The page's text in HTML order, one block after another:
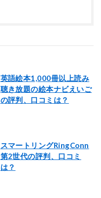
英語絵本1,000冊以上読み
聴き放題の絵本ナビえいご
の評判、口コミは？
スマートリングRingConn
第2世代の評判、口コミ
は？